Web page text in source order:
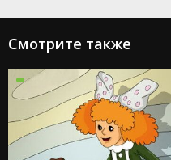
Смотрите также